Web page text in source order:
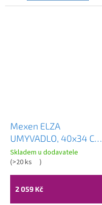
Mexen ELZA
UMYVADLO, 40x34 CM,
RŮŽOVÁ MATT,
21014044
Průměrné
hodnocení
produktu
Skladem u dodavatele
(>20 ks )
2 059 Kč